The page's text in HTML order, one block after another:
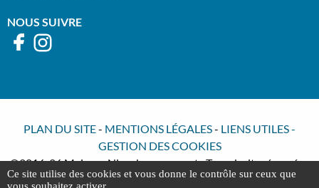
NOUS SUIVRE
PLAN DU SITE- MENTIONS LÉGALES- LIENS UTILES-
GESTION DES COOKIES
©2016-26 Meimon Nisenbaum avocats Tous droits réservés -
Conception : Absolute Communication - Réalisation : Answeb
Ce site utilise des cookies et vous donne le contrôle sur ceux que